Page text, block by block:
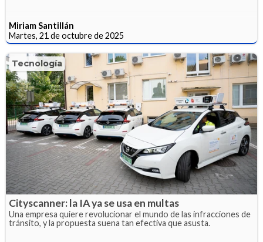
Miriam Santillán
Martes, 21 de octubre de 2025
Tecnología
Cityscanner: la IA ya se usa en multas
Una empresa quiere revolucionar el mundo de las infracciones de
tránsito, y la propuesta suena tan efectiva que asusta.